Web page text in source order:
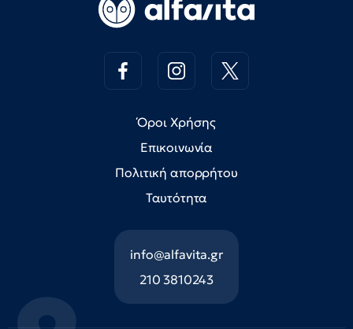
Όροι Χρήσης
Επικοινωνία
Πολιτική απορρήτου
Ταυτότητα
info@alfavita.gr
210 3810243